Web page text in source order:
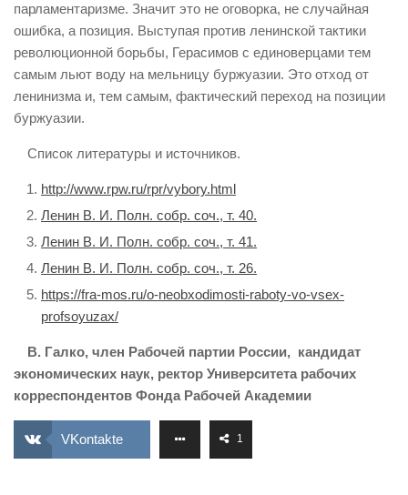
парламентаризме. Значит это не оговорка, не случайная
ошибка, а позиция. Выступая против ленинской тактики
революционной борьбы, Герасимов с единоверцами тем
самым льют воду на мельницу буржуазии. Это отход от
ленинизма и, тем самым, фактический переход на позиции
буржуазии.
Список литературы и источников.
http://www.rpw.ru/rpr/vybory.html
Ленин В. И. Полн. собр. соч., т. 40.
Ленин В. И. Полн. собр. соч., т. 41.
Ленин В. И. Полн. собр. соч., т. 26.
https://fra-mos.ru/o-neobxodimosti-raboty-vo-vsex-
profsoyuzax/
В. Галко, член Рабочей партии России, кандидат
экономических наук, ректор Университета рабочих
корреспондентов Фонда Рабочей Академии
VKontakte 1